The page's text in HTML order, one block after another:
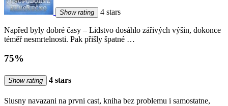
Show rating 4 stars
Napřed byly dobré časy – Lidstvo dosáhlo zářivých výšin, dokonce
téměř nesmrtelnosti. Pak přišly špatné …
75%
Show rating 4 stars
Slusny navazani na prvni cast, kniha bez problemu i samostatne,